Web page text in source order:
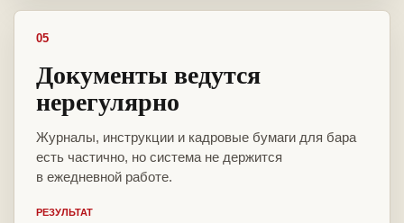
05
Документы ведутся
нерегулярно
Журналы, инструкции и кадровые бумаги для бара
есть частично, но система не держится
в ежедневной работе.
РЕЗУЛЬТАТ